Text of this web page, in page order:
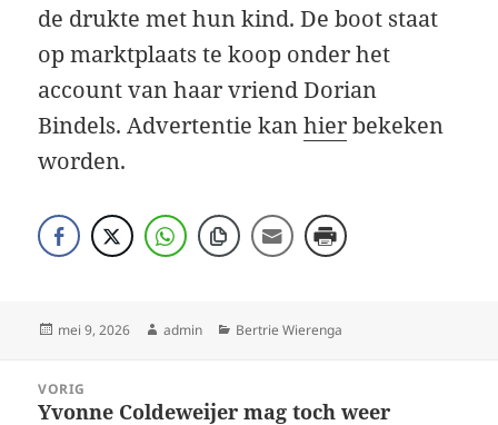
de drukte met hun kind. De boot staat
op marktplaats te koop onder het
account van haar vriend Dorian
Bindels. Advertentie kanhierbekeken
worden.
Geplaatst
mei 9, 2026 Auteur
admin Categorieën
Bertrie Wierenga
navigatie
VORIG
Vorig
Yvonne Coldeweijer mag toch weer